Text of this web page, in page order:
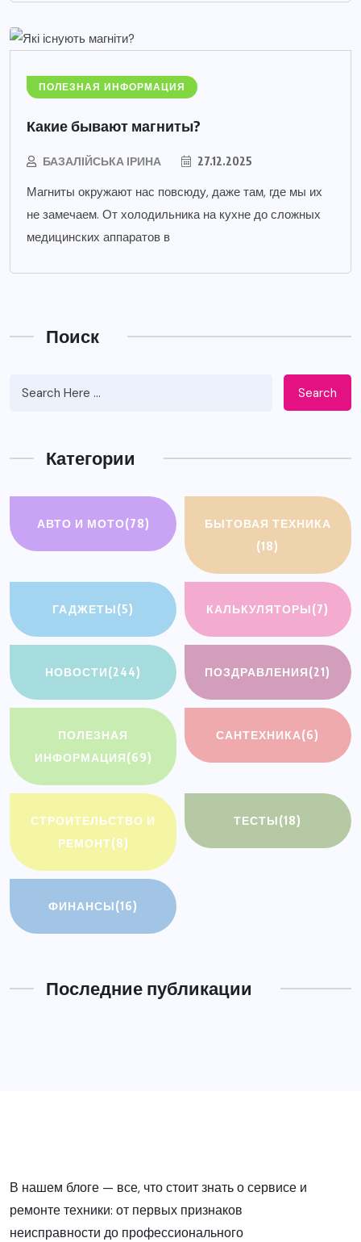
ПОЛЕЗНАЯ ИНФОРМАЦИЯ
Какие бывают магниты?
БАЗАЛІЙСЬКА ІРИНА 27.12.2025
Магниты окружают нас повсюду, даже там, где мы их
не замечаем. От холодильника на кухне до сложных
медицинских аппаратов в
Поиск
Search
Категории
АВТО И МОТО(78)
БЫТОВАЯ ТЕХНИКА
(18)
ГАДЖЕТЫ(5) КАЛЬКУЛЯТОРЫ(7)
НОВОСТИ(244) ПОЗДРАВЛЕНИЯ(21)
ПОЛЕЗНАЯ
ИНФОРМАЦИЯ(69)
САНТЕХНИКА(6)
СТРОИТЕЛЬСТВО И
РЕМОНТ(8)
ТЕСТЫ(18)
ФИНАНСЫ(16)
Последние публикации
В нашем блоге — все, что стоит знать о сервисе и
ремонте техники: от первых признаков
неисправности до профессионального